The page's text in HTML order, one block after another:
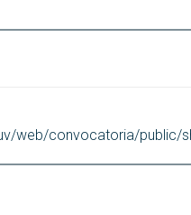
web/convocatoria/public/